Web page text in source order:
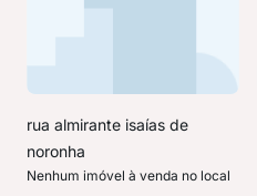
rua almirante isaías de
noronha
Nenhum imóvel à venda no local